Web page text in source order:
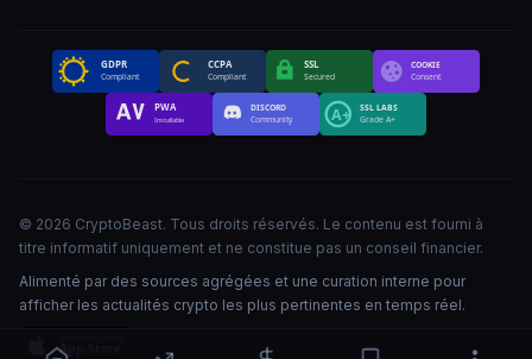
GDPR
Compliant
CCPA
Compliant
SSL
Secured
COOKIE
Consent
PWA
Installable
DISCORD
Community
A+
SSL LABS
Grade A+
© 2026 CryptoBeast. Tous droits réservés. Le contenu est fourni à
titre informatif uniquement et ne constitue pas un conseil financier.
Alimenté par des sources agrégées et une curation interne pour
afficher les actualités crypto les plus pertinentes en temps réel.
App Store